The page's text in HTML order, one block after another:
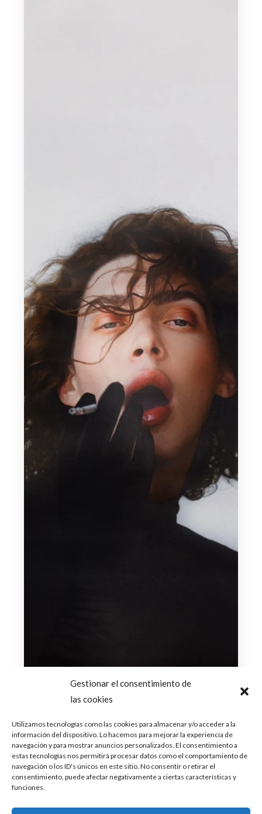
Gestionar el consentimiento de
las cookies
Utilizamos tecnologías como las cookies para almacenar y/o acceder a la
información del dispositivo. Lo hacemos para mejorar la experiencia de
navegación y para mostrar anuncios personalizados. El consentimiento a
estas tecnologías nos permitirá procesar datos como el comportamiento de
navegación o los ID's únicos en este sitio. No consentir o retirar el
consentimiento, puede afectar negativamente a ciertas características y
funciones.
Kim Petras, Villano Antillano y